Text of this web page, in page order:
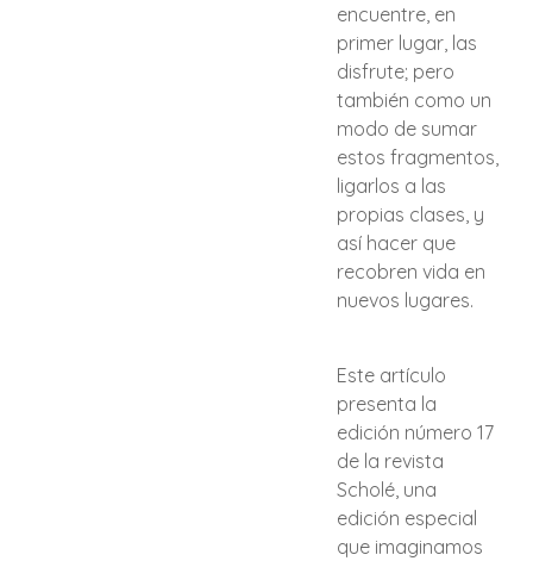
encuentre, en
primer lugar, las
disfrute; pero
también como un
modo de sumar
estos fragmentos,
ligarlos a las
propias clases, y
así hacer que
recobren vida en
nuevos lugares.
Este artículo
presenta la
edición número 17
de la revista
Scholé, una
edición especial
que imaginamos